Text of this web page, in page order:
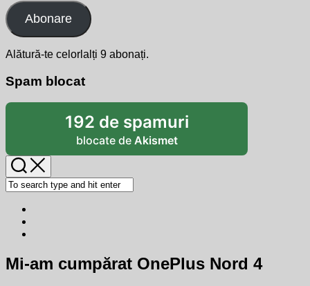
Abonare
Alătură-te celorlalți 9 abonați.
Spam blocat
192 de spamuri
blocate de Akismet
Mi-am cumpărat OnePlus Nord 4